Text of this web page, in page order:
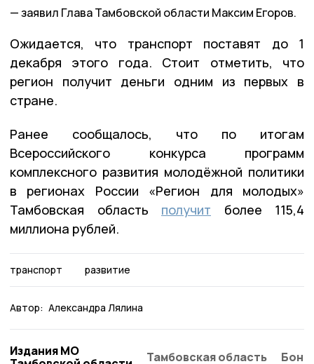
заявил Глава Тамбовской области Максим Егоров.
Ожидается, что транспорт поставят до 1
декабря этого года. Стоит отметить, что
регион получит деньги одним из первых в
стране.
Ранее сообщалось, что по итогам
Всероссийского конкурса программ
комплексного развития молодёжной политики
в регионах России «Регион для молодых»
Тамбовская область получит более 115,4
миллиона рублей.
транспорт развитие
Автор: Александра Лялина
Издания МО
Тамбовская область